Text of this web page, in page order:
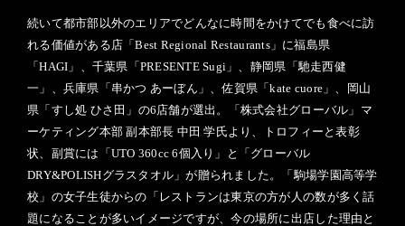
続いて都市部以外のエリアでどんなに時間をかけてでも食べに訪
れる価値がある店「Best Regional Restaurants」に福島県
「HAGI」、千葉県「PRESENTE Sugi」、静岡県「馳走西健
一」、兵庫県「串かつ あーぼん」、佐賀県「kate cuore」、岡山
県「すし処 ひさ田」の6店舗が選出。「株式会社グローバル」マ
ーケティング本部 副本部長 中田 学氏より、トロフィーと表彰
状、副賞には「UTO 360cc 6個入り」と「グローバル
DRY&POLISHグラスタオル」が贈られました。「駒場学園高等学
校」の女子生徒からの「レストランは東京の方が人の数が多く話
題になることが多いイメージですが、今の場所に出店した理由と